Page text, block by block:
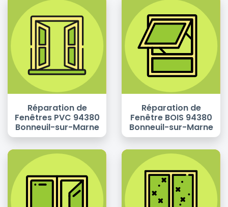
Réparation de
Fenêtres PVC 94380
Bonneuil-sur-Marne
Réparation de
Fenêtre BOIS 94380
Bonneuil-sur-Marne